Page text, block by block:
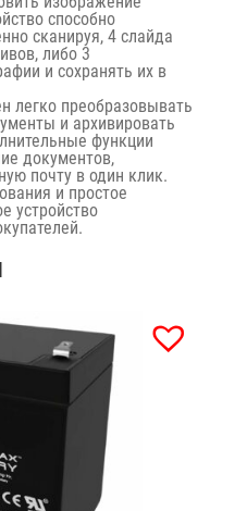
способно
сканируя, 4 слайда
либо 3
и сохранять их в
легко преобразовывать
и архивировать
функции
документов,
почту в один клик.
и простое
устройство